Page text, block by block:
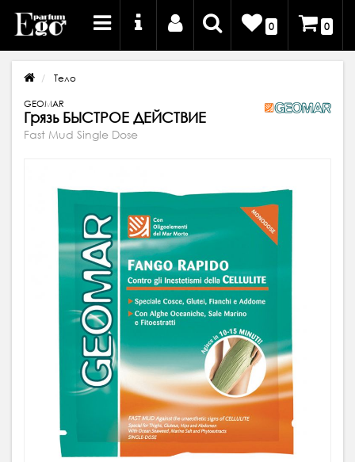
0 0
Тело
GEOMAR
Грязь БЫСТРОЕ ДЕЙСТВИЕ
Fast Mud Single Dose